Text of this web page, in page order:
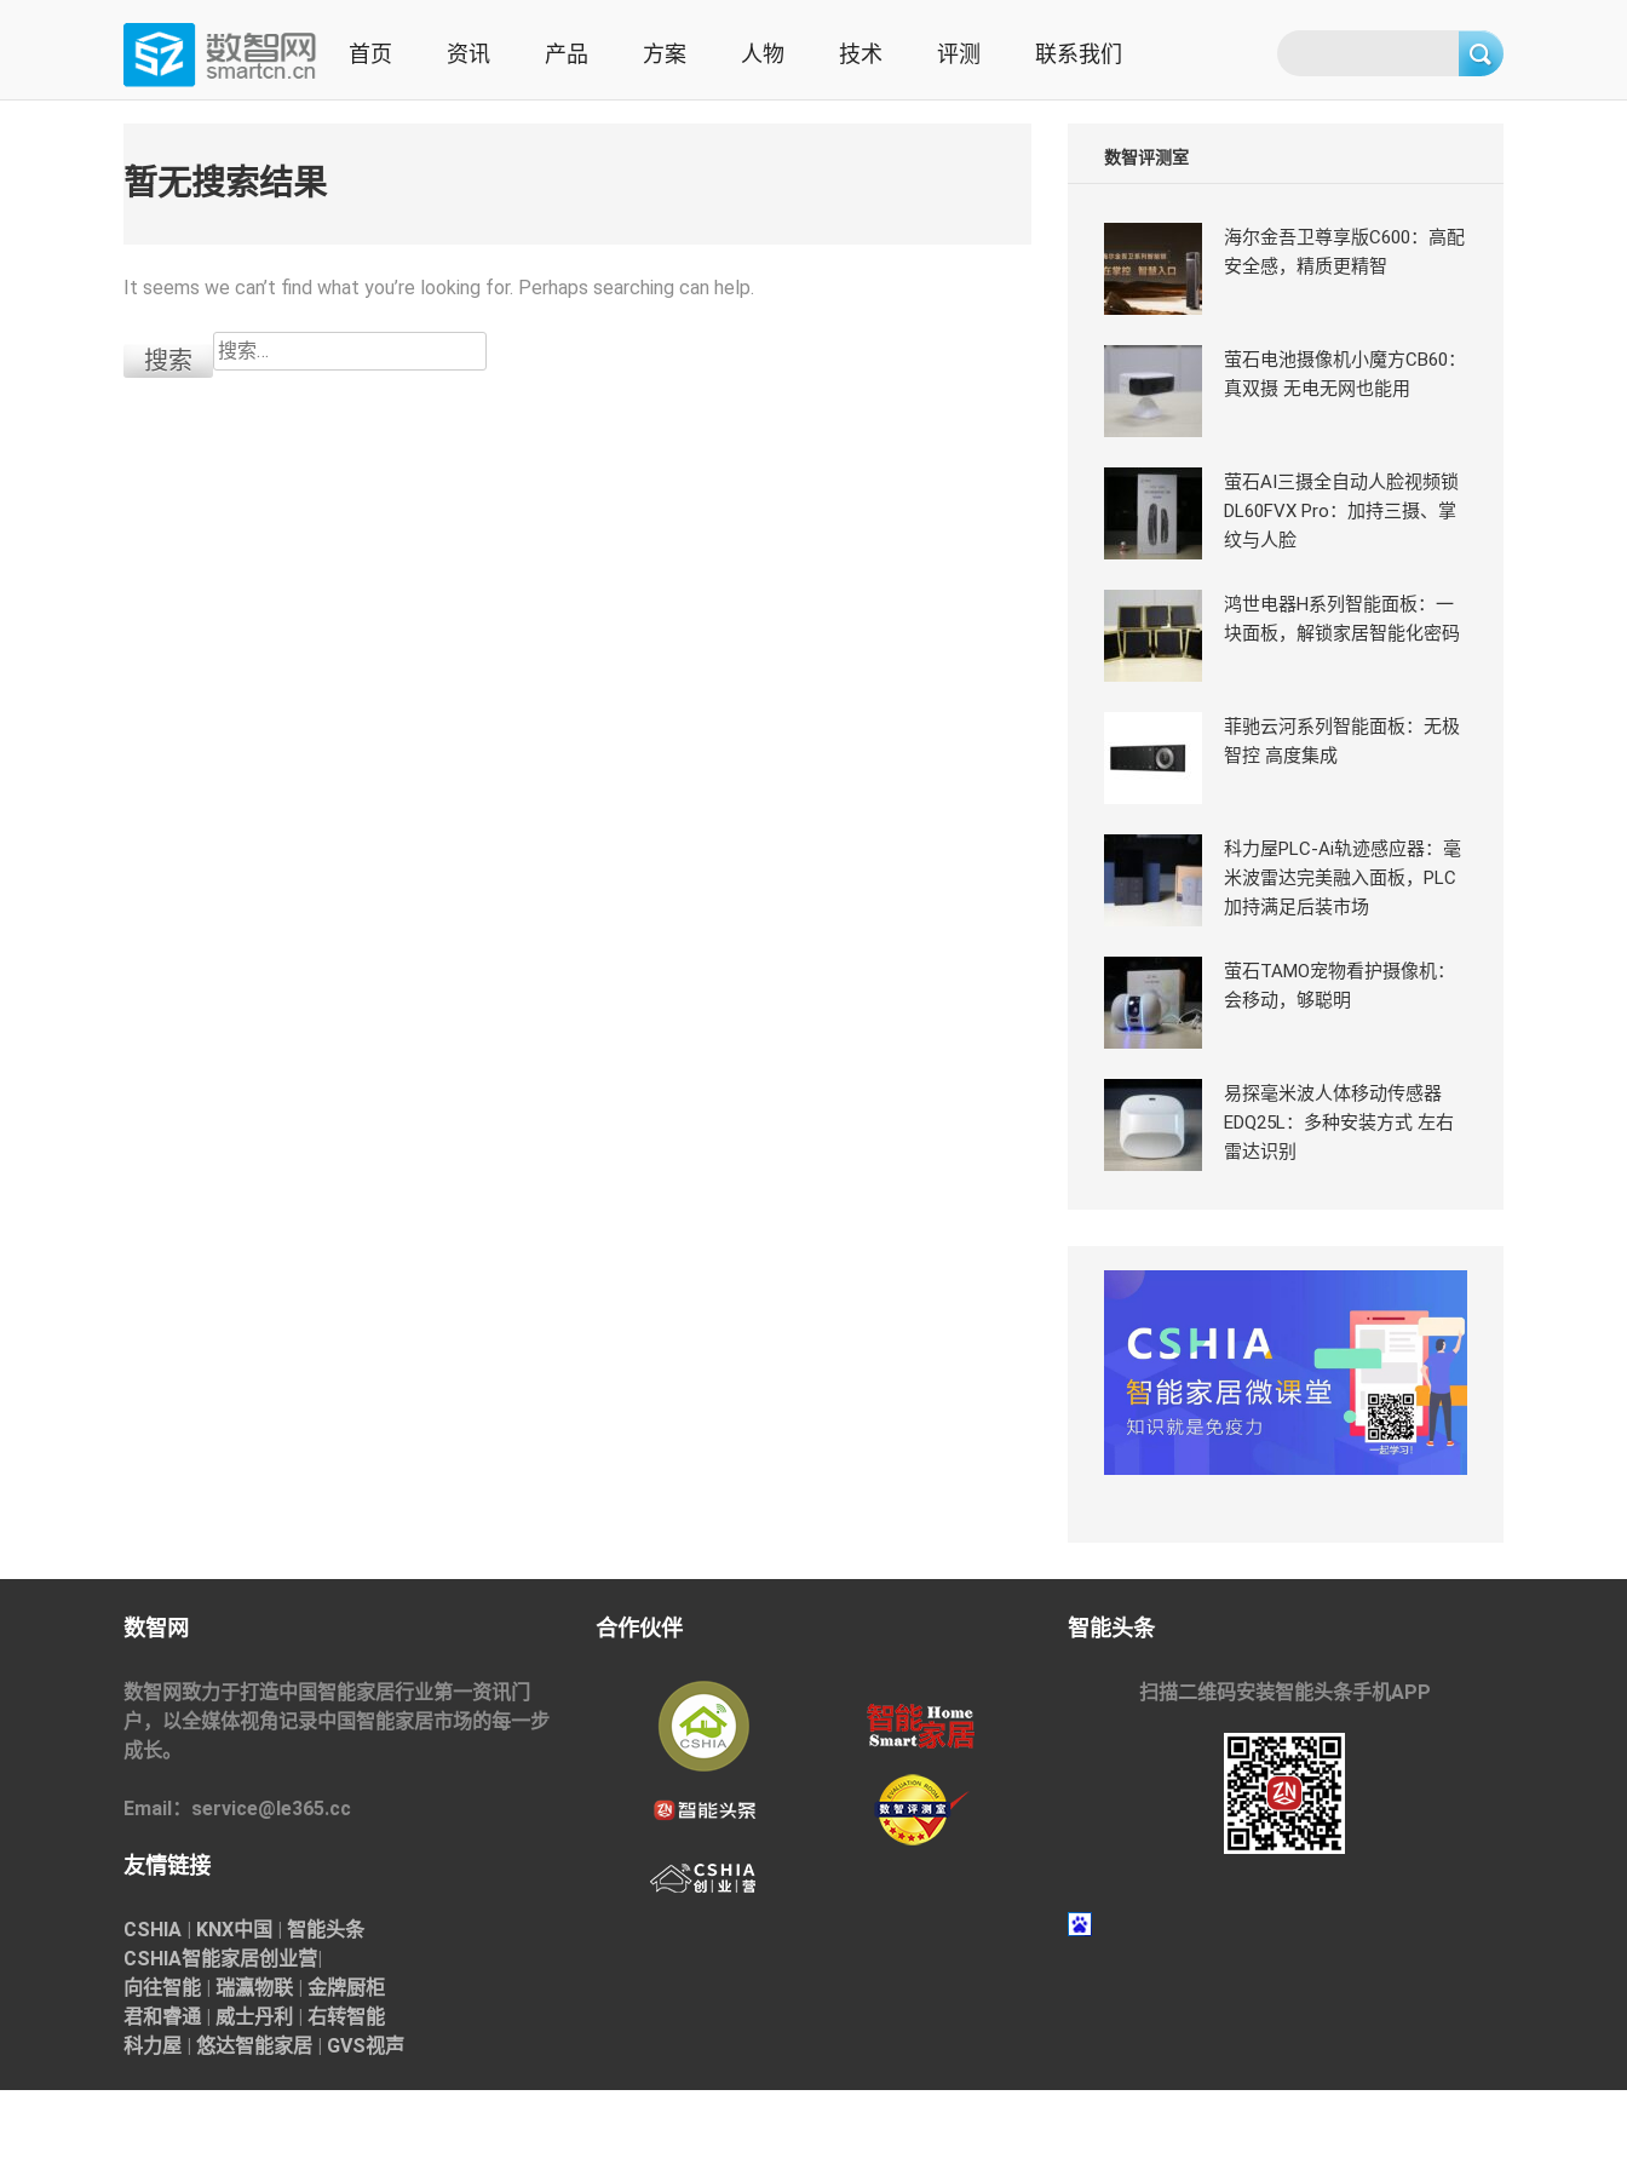
(Press
数智网
智能家居第一资讯门户 | 智能家居系统，智能家居产品，智能家居解决方案，智能家居技术应用，智能家居行业观点，智能家居项目案例
首页 资讯 产品 方案 人物 技术 评测 联系我们
暂无搜索结果
It seems we can’t find what you’re looking for. Perhaps searching can help.
搜
索：
数智评测室
海尔金吾卫尊享版C600：高配
安全感，精质更精智
萤石电池摄像机小魔方CB60：
真双摄 无电无网也能用
萤石AI三摄全自动人脸视频锁
DL60FVX Pro：加持三摄、掌
纹与人脸
鸿世电器H系列智能面板：一
块面板，解锁家居智能化密码
菲驰云河系列智能面板：无极
智控 高度集成
科力屋PLC-Ai轨迹感应器：毫
米波雷达完美融入面板，PLC
加持满足后装市场
萤石TAMO宠物看护摄像机：
会移动，够聪明
易探毫米波人体移动传感器
EDQ25L：多种安装方式 左右
雷达识别
数智网
数智网致力于打造中国智能家居行业第一资讯门
户，以全媒体视角记录中国智能家居市场的每一步
成长。
Email：service@le365.cc
友情链接
CSHIA | KNX中国 | 智能头条
CSHIA智能家居创业营|
向往智能 | 瑞瀛物联 | 金牌厨柜
君和睿通 | 威士丹利 | 右转智能
科力屋 | 悠达智能家居 | GVS视声
合作伙伴 智能头条
扫描二维码安装智能头条手机APP